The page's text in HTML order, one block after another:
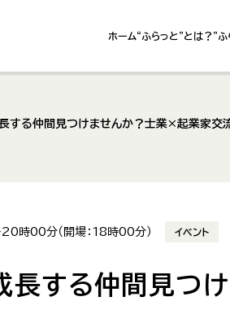
ホーム“ふらっと”とは？ ”ふ
する仲間見つけませんか？士業×起業家交
時00分（開場：18時00分） イベント
長する仲間見つ